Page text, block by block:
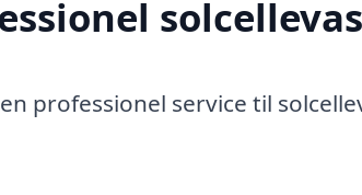
professionel service til